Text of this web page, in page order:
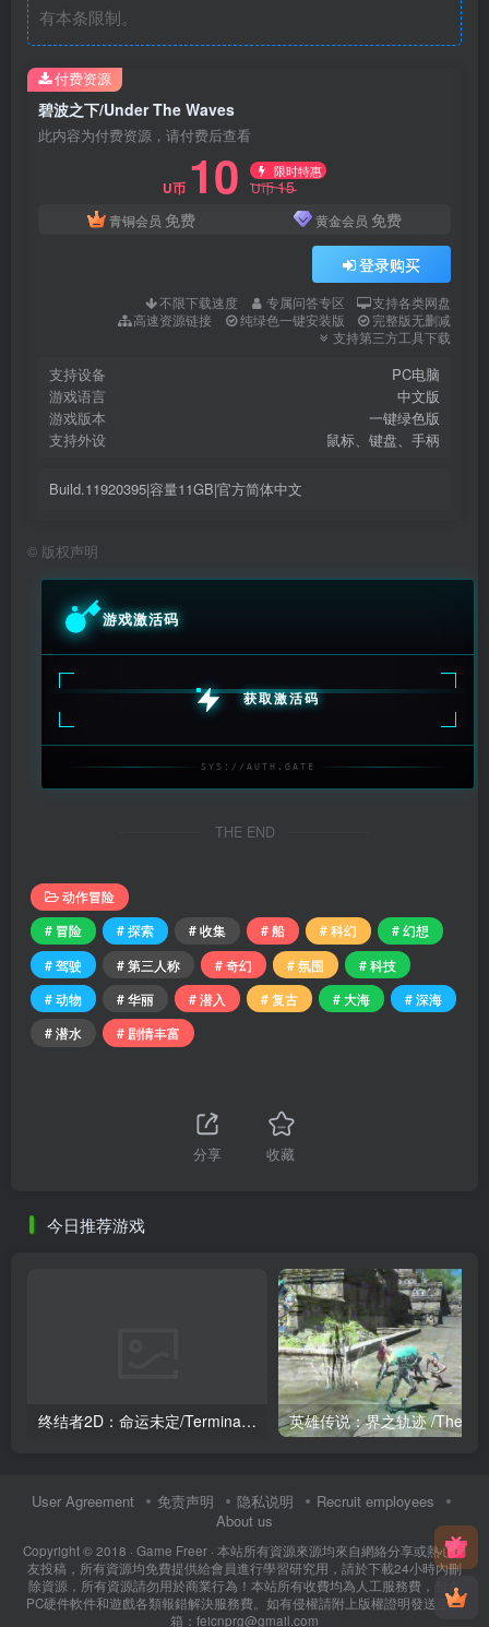
有本条限制。
碧波之下/Under The Waves
此内容为付费资源，请付费后查看
U币 10 限时特惠
U币15
青铜会员 免费 黄金会员 免费
登录购买
不限下载速度 专属问答专区
支持各类网盘
高速资源链接
纯绿色一键安装版
完整版无删减
支持第三方工具下载
支持设备
PC电脑
游戏语言
中文版
游戏版本
一键绿色版
支持外设
鼠标、键盘、手柄
Build.11920395|容量11GB|官方简体中文
付费资源
© 版权声明
游戏激活码
获取激活码
SYS://AUTH.GATE
THE END
动作冒险
# 冒险
# 探索 # 收集 # 船 # 科幻
# 幻想
# 驾驶
# 第三人称 # 奇幻 # 氛围
# 科技
# 动物
# 华丽 # 潜入 # 复古 # 大海
# 深海
# 潜水
# 剧情丰富
分享 收藏
今日推荐游戏
终结者2D：命运未定/Terminator 2D: NO FATE
User Agreement 免责声明 隐私说明
Recruit employees
About us
Copyright © 2018 · Game Freer · 本站所有資源來源均來自網絡分享或熱心網
友投稿，所有資源均免費提供給會員進行學習研究用，請於下載24小時內刪
除資源，所有資源請勿用於商業行為！本站所有收費均為人工服務費，包含
PC硬件軟件和遊戲各類報錯解決服務費。如有侵權請附上版權證明發送至郵
箱：feicnprg@gmail.com